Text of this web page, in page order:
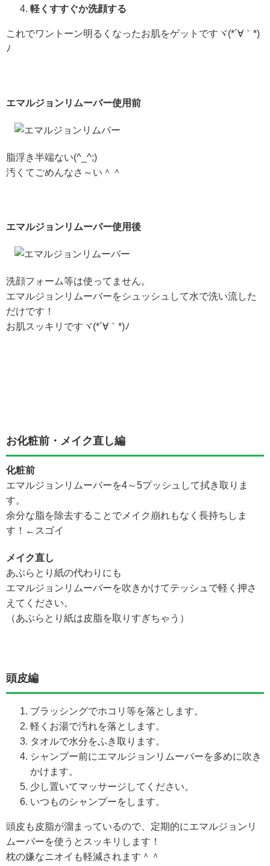
軽くすすぐか洗顔する
これでワントーン明るくなったお肌をゲットですヾ(*´∀｀*)
ﾉ
エマルジョンリムーバー使用前
脂浮き半端ない(^_^;)
汚くてごめんなさ～い＾＾
エマルジョンリムーバー使用後
洗顔フォーム等は使ってません。
エマルジョンリムーバーをシュッシュして水で洗い流した
だけです！
お肌スッキリですヾ(*´∀｀*)ﾉ
お化粧前・メイク直し編
化粧前
エマルジョンリムーバーを4～5プッシュして拭き取りま
す。
余分な脂を除去することでメイク崩れもなく長持ちしま
す！←スゴイ
メイク直し
あぶらとり紙の代わりにも
エマルジョンリムーバーを吹きかけてテッシュで軽く押さ
えてください。
（あぶらとり紙は皮脂を取りすぎちゃう）
頭皮編
ブラッシングでホコリ等を落とします。
軽くお湯で汚れを落とします。
タオルで水分をふき取ります。
シャンプー前にエマルジョンリムーバーを多めに吹き
かけます。
少し置いてマッサージしてください。
いつものシャンプーをします。
頭皮も皮脂が溜まっているので、定期的にエマルジョンリ
ムーバーを使うとスッキリします！
枕の嫌なニオイも軽減されます＾＾